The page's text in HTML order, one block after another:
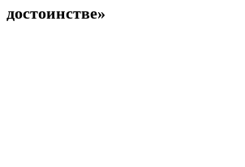
достоинстве»